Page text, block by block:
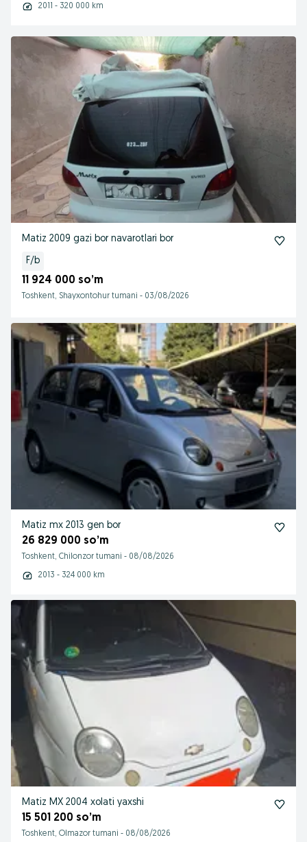
2011 - 320 000 km
Matiz 2009 gazi bor navarotlari bor
F/b
11 924 000 so’m
Toshkent, Shayxontohur tumani - 03/08/2026
Matiz mx 2013 gen bor
26 829 000 so’m
Toshkent, Chilonzor tumani - 08/08/2026
2013 - 324 000 km
Matiz MX 2004 xolati yaxshi
15 501 200 so’m
Toshkent, Olmazor tumani - 08/08/2026